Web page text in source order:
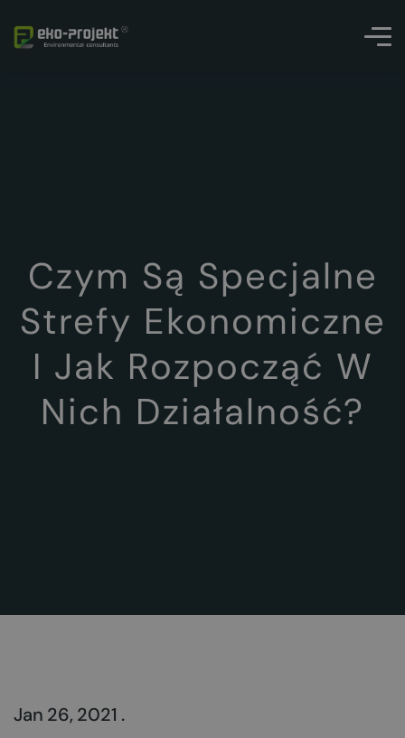
Czym Są Specjalne
Strefy Ekonomiczne
I Jak Rozpocząć W
Nich Działalność?
Jan 26, 2021 .